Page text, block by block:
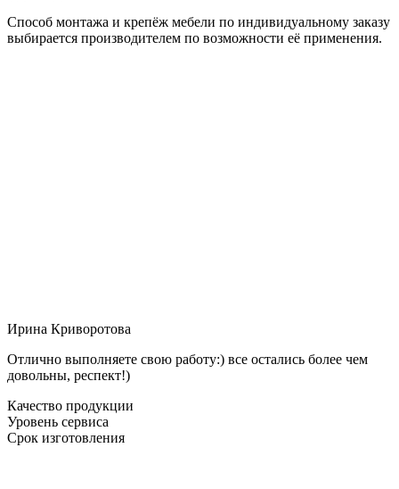
Способ монтажа и крепёж мебели по индивидуальному заказу
выбирается производителем по возможности её применения.
Ирина Криворотова
Отлично выполняете свою работу:) все остались более чем
довольны, респект!)
Качество продукции
Уровень сервиса
Срок изготовления